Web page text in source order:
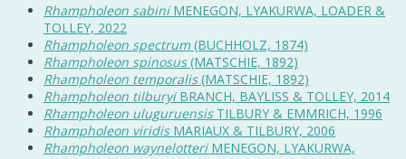
Rhampholeon sabiniMENEGON, LYAKURWA, LOADER &
TOLLEY, 2022
Rhampholeon spectrum(BUCHHOLZ, 1874)
Rhampholeon spinosus(MATSCHIE, 1892)
Rhampholeon temporalis(MATSCHIE, 1892)
Rhampholeon tilburyiBRANCH, BAYLISS & TOLLEY, 2014
Rhampholeon uluguruensisTILBURY & EMMRICH, 1996
Rhampholeon viridisMARIAUX & TILBURY, 2006
Rhampholeon waynelotteriMENEGON, LYAKURWA,